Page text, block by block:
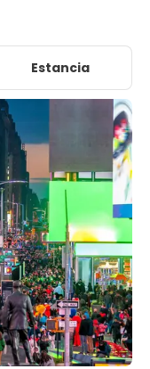
Estancia